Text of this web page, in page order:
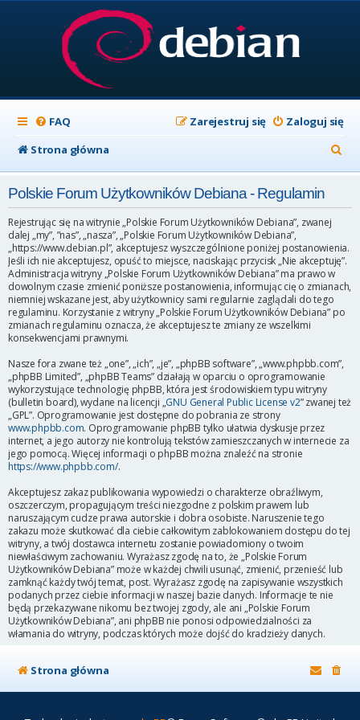
FAQ Zaloguj się
Zarejestruj się
Strona główna
z
j
Polskie Forum Użytkowników Debiana - Regulamin
Rejestrując się na witrynie „Polskie Forum Użytkowników Debiana”, zwanej
dalej „my”, ”nas”, „nasza”, „Polskie Forum Użytkowników Debiana”,
„https://www.debian.pl”, akceptujesz wyszczególnione poniżej postanowienia.
Jeśli ich nie akceptujesz, opuść to miejsce, naciskając przycisk „Nie akceptuję”.
Administracja witryny „Polskie Forum Użytkowników Debiana” ma prawo w
dowolnym czasie zmienić poniższe postanowienia, informując cię o zmianach,
niemniej wskazane jest, aby użytkownicy sami regularnie zaglądali do tego
regulaminu. Korzystanie z witryny „Polskie Forum Użytkowników Debiana” po
zmianach regulaminu oznacza, że akceptujesz te zmiany ze wszelkimi
konsekwencjami prawnymi.
Nasze fora zwane też „one”, „ich”, „je”, „phpBB software”, „www.phpbb.com”,
„phpBB Limited”, „phpBB Teams” działają w oparciu o oprogramowanie
wykorzystujące technologię phpBB, która jest środowiskiem typu witryny
(bulletin board), wydane na licencji „GNU General Public License v2” zwanej też
„GPL”. Oprogramowanie jest dostępne do pobrania ze strony
www.phpbb.com. Oprogramowanie phpBB tylko ułatwia dyskusje przez
internet, a jego autorzy nie kontrolują tekstów zamieszczanych w internecie za
jego pomocą. Więcej informacji o phpBB można znaleźć na stronie
https://www.phpbb.com/.
Akceptujesz zakaz publikowania wypowiedzi o charakterze obraźliwym,
oszczerczym, propagującym treści niezgodne z polskim prawem lub
naruszającym cudze prawa autorskie i dobra osobiste. Naruszenie tego
zakazu może skutkować dla ciebie całkowitym zablokowaniem dostępu do tej
witryny, a twój dostawca internetu zostanie powiadomiony o twoim
niewłaściwym zachowaniu. Wyrażasz zgodę na to, że „Polskie Forum
Użytkowników Debiana” może w każdej chwili usunąć, zmienić, przenieść lub
zamknąć każdy twój temat, post. Wyrażasz zgodę na zapisywanie wszystkich
podanych przez ciebie informacji w naszej bazie danych. Informacje te nie
będą przekazywane nikomu bez twojej zgody, ale ani „Polskie Forum
Użytkowników Debiana”, ani phpBB nie ponosi odpowiedzialności za
włamania do witryny, podczas których może dojść do kradzieży danych.
Strona główna